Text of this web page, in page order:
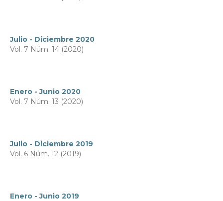
Julio - Diciembre 2020
Vol. 7 Núm. 14 (2020)
Enero - Junio 2020
Vol. 7 Núm. 13 (2020)
Julio - Diciembre 2019
Vol. 6 Núm. 12 (2019)
Enero - Junio 2019